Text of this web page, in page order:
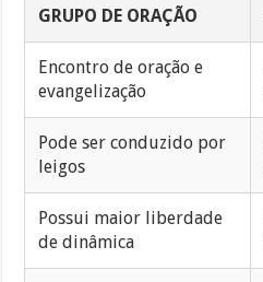
GRUPO DE ORAÇÃO
Encontro de oração e
evangelização
Pode ser conduzido por
leigos
Possui maior liberdade
de dinâmica